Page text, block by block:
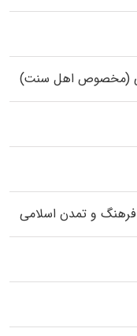
(مخصوص اهل سنت)
فرهنگ و تمدن اسلامی